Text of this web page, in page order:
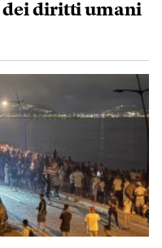
dei diritti umani